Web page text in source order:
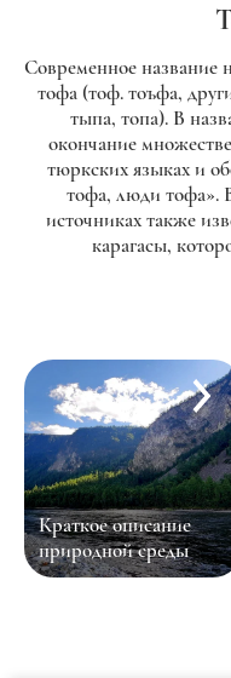
Современное название
тофа (тоф. тоъфа,
тыпа, топа). В
окончание
тюркских языках и
тофа, люди тофа».
источниках также
карагасы,
Образ жизни и
система
жизнеобеспечения